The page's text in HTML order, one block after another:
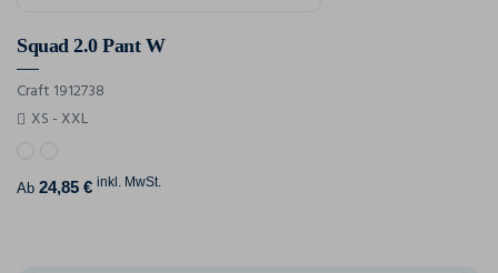
Squad 2.0 Pant W
Craft 1912738
XS - XXL
Ab 24,85 € inkl. MwSt.